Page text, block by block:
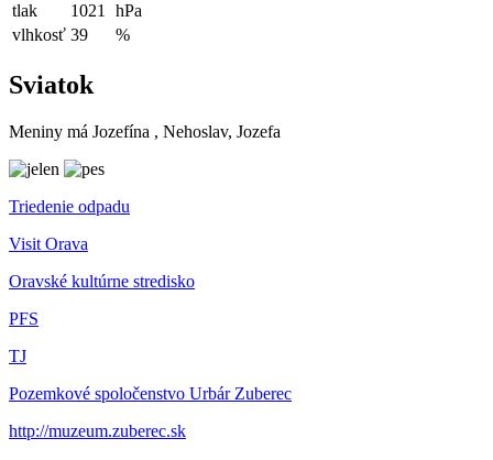
tlak
1021
hPa
vlhkosť 39 %
Sviatok
Meniny má Jozefína , Nehoslav, Jozefa
Triedenie odpadu
Visit Orava
Oravské kultúrne stredisko
PFS
TJ
Pozemkové spoločenstvo Urbár Zuberec
http://muzeum.zuberec.sk